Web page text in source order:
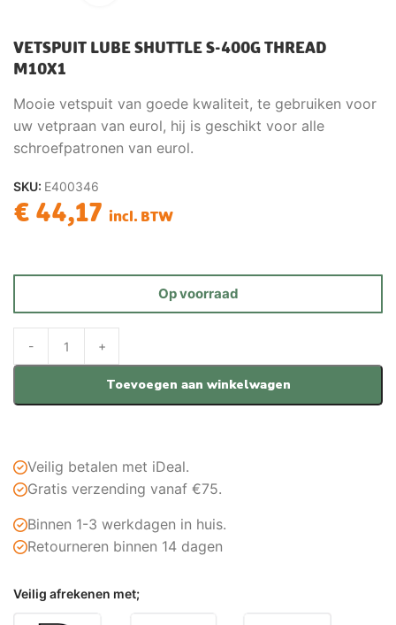
VETSPUIT LUBE SHUTTLE S-400G THREAD
M10X1
Mooie vetspuit van goede kwaliteit, te gebruiken voor
uw vetpraan van eurol, hij is geschikt voor alle
schroefpatronen van eurol.
SKU: E400346
€ 44,17 incl. BTW
Op voorraad
Toevoegen aan winkelwagen
Veilig betalen met iDeal.
Gratis verzending vanaf €75.
Binnen 1-3 werkdagen in huis.
Retourneren binnen 14 dagen
Veilig afrekenen met;